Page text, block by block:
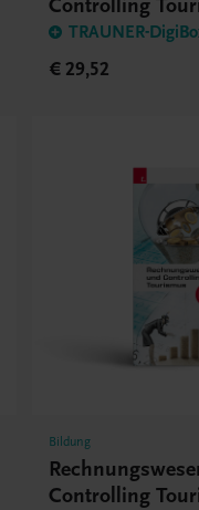
Controlling
TRAUNER-
€ 29,52
Bildung
Controlling